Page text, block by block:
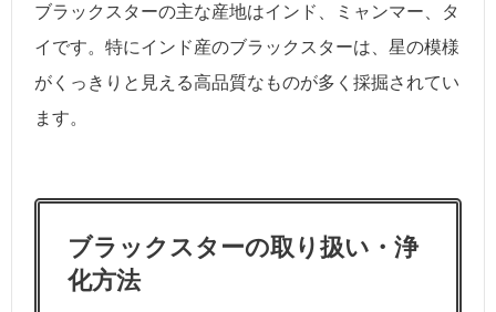
ブラックスターの主な産地はインド、ミャンマー、タ
イです。特にインド産のブラックスターは、星の模様
がくっきりと見える高品質なものが多く採掘されてい
ます。
ブラックスターの取り扱い・浄
化方法